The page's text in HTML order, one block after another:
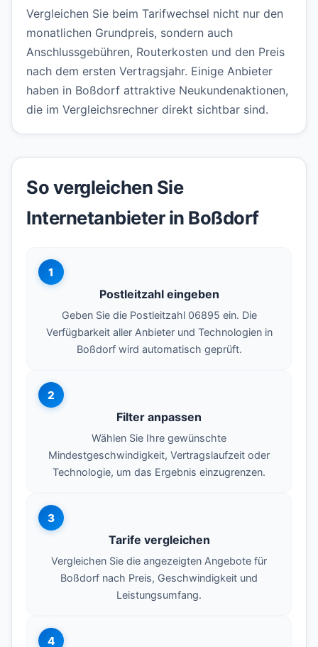
Vergleichen Sie beim Tarifwechsel nicht nur den
monatlichen Grundpreis, sondern auch
Anschlussgebühren, Routerkosten und den Preis
nach dem ersten Vertragsjahr. Einige Anbieter
haben in Boßdorf attraktive Neukundenaktionen,
die im Vergleichsrechner direkt sichtbar sind.
So vergleichen Sie
Internetanbieter in Boßdorf
1
Postleitzahl eingeben
Geben Sie die Postleitzahl 06895 ein. Die
Verfügbarkeit aller Anbieter und Technologien in
Boßdorf wird automatisch geprüft.
2
Filter anpassen
Wählen Sie Ihre gewünschte
Mindestgeschwindigkeit, Vertragslaufzeit oder
Technologie, um das Ergebnis einzugrenzen.
3
Tarife vergleichen
Vergleichen Sie die angezeigten Angebote für
Boßdorf nach Preis, Geschwindigkeit und
Leistungsumfang.
4